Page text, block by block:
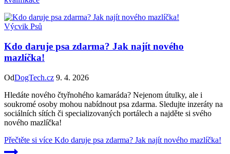
Výcvik Psů
Kdo daruje psa zdarma? Jak najít nového
mazlíčka!
OdDogTech.cz 9. 4. 2026
Hledáte nového čtyřnohého kamaráda? Nejenom útulky, ale i
soukromé osoby mohou nabídnout psa zdarma. Sledujte inzeráty na
sociálních sítích či specializovaných portálech a najděte si svého
nového mazlíčka!
Přečtěte si více Kdo daruje psa zdarma? Jak najít nového mazlíčka!